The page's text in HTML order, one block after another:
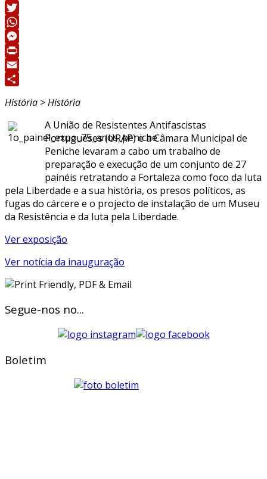
Facebook
Twitter
WhatsApp
Messenger
Print
Email
História > História
A União de Resistentes Antifascistas
Portugueses (URAP) e a Câmara Municipal de
Peniche levaram a cabo um trabalho de
preparação e execução de um conjunto de 27
painéis retratando a Fortaleza como foco da luta
pela Liberdade e a sua história, os presos políticos, as
fugas do cárcere e o projecto de instalação de um Museu
da Resistência e da luta pela Liberdade.
Ver exposição
Ver notícia da inauguração
Segue-nos no...
Boletim